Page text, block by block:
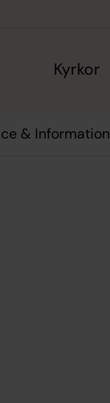
Kyrkor
& Information